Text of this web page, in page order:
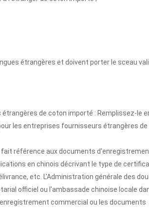
étrangères et doivent porter le sceau
de coton importé : Remplissez-le
les entreprises fournisseurs étrangères de
référence aux documents
en chinois décrivant le type de
etc. L'Administration générale des
officiel ou l'ambassade chinoise locale
commercial ou les documents